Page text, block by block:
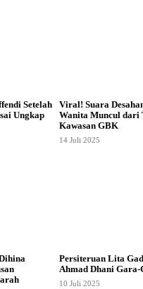
Setelah
Ungkap
Viral! Suara
Wanita Muncul dari
Kawasan GBK
14 Juli 2025
Persiteruan Lita
Ahmad Dhani
10 Juli 2025